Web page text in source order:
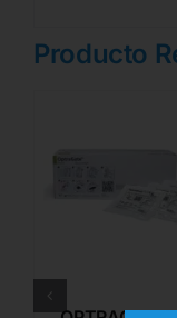
Producto